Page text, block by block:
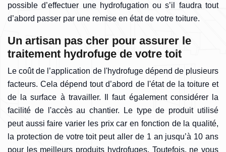
possible d’effectuer une hydrofugation ou s’il faudra tout
d’abord passer par une remise en état de votre toiture.
Un artisan pas cher pour assurer le
traitement hydrofuge de votre toit
Le coût de l’application de l'hydrofuge dépend de plusieurs
facteurs. Cela dépend tout d’abord de l'état de la toiture et
de la surface à travailler. Il faut également considérer la
facilité de l'accès au chantier. Le type de produit utilisé
peut aussi faire varier les prix car en fonction de la qualité,
la protection de votre toit peut aller de 1 an jusqu’à 10 ans
pour les meilleurs produits hydrofuges. Toutefois, ne vous